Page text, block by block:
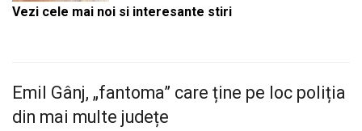
Vezi cele mai noi si interesante stiri
Emil Gânj, „fantoma” care ține pe loc poliția
din mai multe județe